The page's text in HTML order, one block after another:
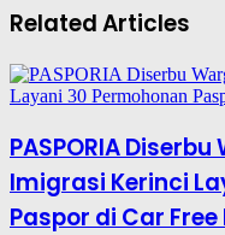
Related Articles
PASPORIA
Imigrasi Kerinci
Paspor di Car Free